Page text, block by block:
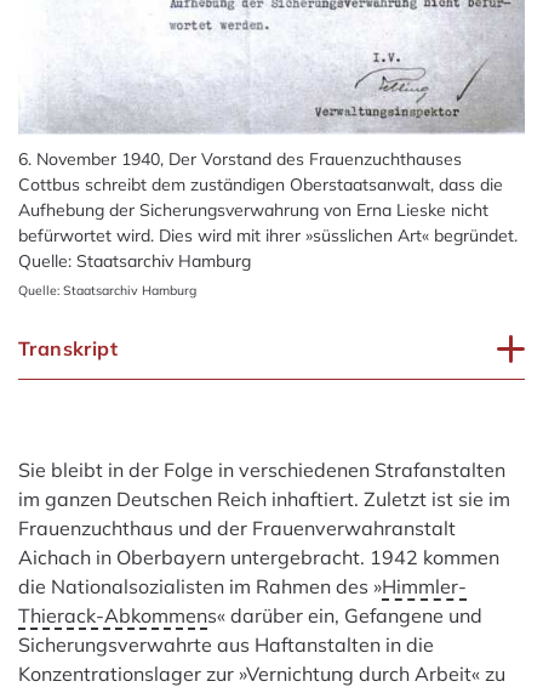
6. November 1940, Der Vorstand des Frauenzuchthauses
Cottbus schreibt dem zuständigen Oberstaatsanwalt, dass die
Aufhebung der Sicherungsverwahrung von Erna Lieske nicht
befürwortet wird. Dies wird mit ihrer »süsslichen Art« begründet.
Quelle: Staatsarchiv Hamburg
Quelle: Staatsarchiv Hamburg
Transkript
Sie bleibt in der Folge in verschiedenen Strafanstalten
im ganzen Deutschen Reich inhaftiert. Zuletzt ist sie im
Frauenzuchthaus und der Frauenverwahranstalt
Aichach in Oberbayern untergebracht. 1942 kommen
die Nationalsozialisten im Rahmen des »Himmler-
Thierack-Abkommens« darüber ein, Gefangene und
Sicherungsverwahrte aus Haftanstalten in die
Konzentrationslager zur »Vernichtung durch Arbeit« zu